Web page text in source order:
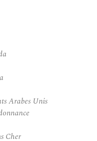
Arabes Unis
Cher